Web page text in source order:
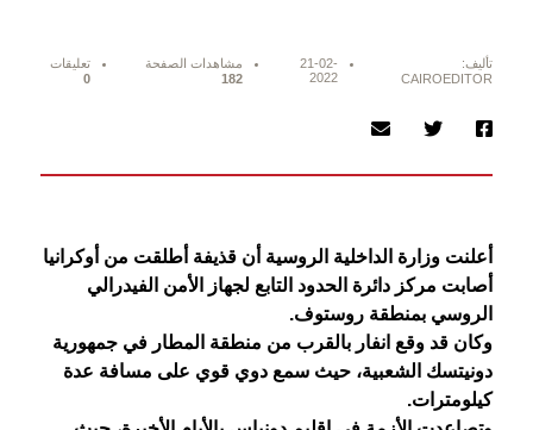
تأليف:
CAIROEDITOR
21-02-
2022
مشاهدات الصفحة
182
تعليقات
0
أعلنت وزارة الداخلية الروسية أن قذيفة أطلقت من أوكرانيا
أصابت مركز دائرة الحدود التابع لجهاز الأمن الفيدرالي
الروسي بمنطقة روستوف.
وكان قد وقع انفار بالقرب من منطقة المطار في جمهورية
دونيتسك الشعبية، حيث سمع دوي قوي على مسافة عدة
كيلومترات.